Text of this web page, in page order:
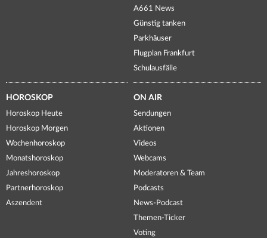
A661 News
Günstig tanken
Parkhäuser
Flugplan Frankfurt
Schulausfälle
HOROSKOP
Horoskop Heute
Horoskop Morgen
Wochenhoroskop
Monatshoroskop
Jahreshoroskop
Partnerhoroskop
Aszendent
ON AIR
Sendungen
Aktionen
Videos
Webcams
Moderatoren & Team
Podcasts
News-Podcast
Themen-Ticker
Voting